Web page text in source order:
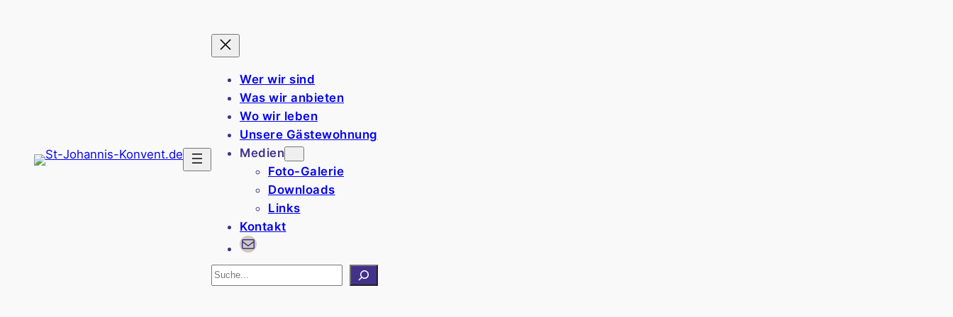
Wer wir sind
Was wir anbieten
Wo wir leben
Unsere Gästewohnung
Medien
Foto-Galerie
Downloads
Links
Kontakt
info@st-johannis-konvent.de
Suchen